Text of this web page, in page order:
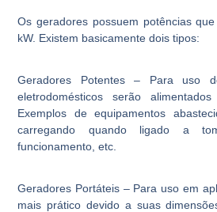
Os geradores possuem potências
kW. Existem basicamente dois tipos:
Geradores Potentes– Para uso
eletrodomésticos serão
Exemplos de equipamentos
carregando quando ligado a
funcionamento, etc.
Geradores Portáteis – Para uso em
mais prático devido a suas